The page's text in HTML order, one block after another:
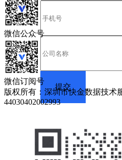
微信公众号
微信订阅号
版权所有：深圳市快金数据技术
44030402002993